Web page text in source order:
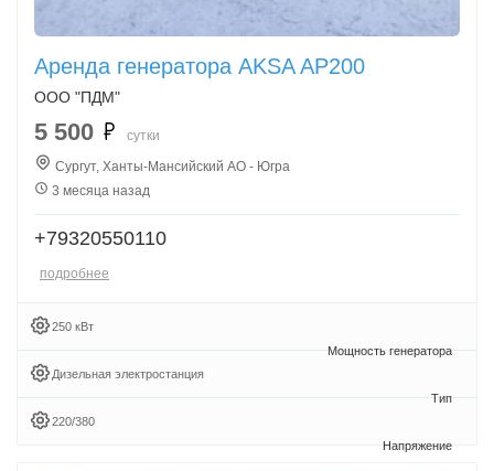
Аренда генератора AKSA AP200
ООО "ПДМ"
5 500
сутки
Сургут, Ханты-Мансийский АО - Югра
3 месяца назад
+79320550110
подробнее
250 кВт
Дизельная электростанция
220/380